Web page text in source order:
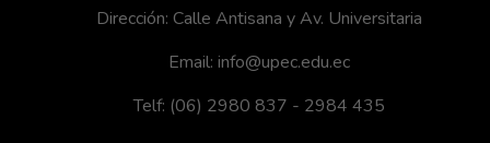
Dirección: Calle Antisana y Av. Universitaria
Email: info@upec.edu.ec
Telf: (06) 2980 837 - 2984 435